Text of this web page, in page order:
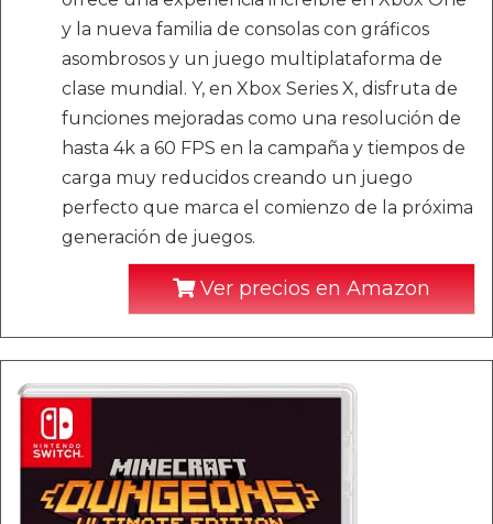
y la nueva familia de consolas con gráficos
asombrosos y un juego multiplataforma de
clase mundial. Y, en Xbox Series X, disfruta de
funciones mejoradas como una resolución de
hasta 4k a 60 FPS en la campaña y tiempos de
carga muy reducidos creando un juego
perfecto que marca el comienzo de la próxima
generación de juegos.
Ver precios en Amazon